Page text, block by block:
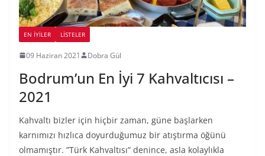
EN İYILER LİSTELER
09 Haziran 2021 Dobra Gül
Bodrum’un En İyi 7 Kahvaltıcısı –
2021
Kahvaltı bizler için hiçbir zaman, güne başlarken
karnımızı hızlıca doyurduğumuz bir atıştırma öğünü
olmamıştır. ”Türk Kahvaltısı” denince, asla kolaylıkla